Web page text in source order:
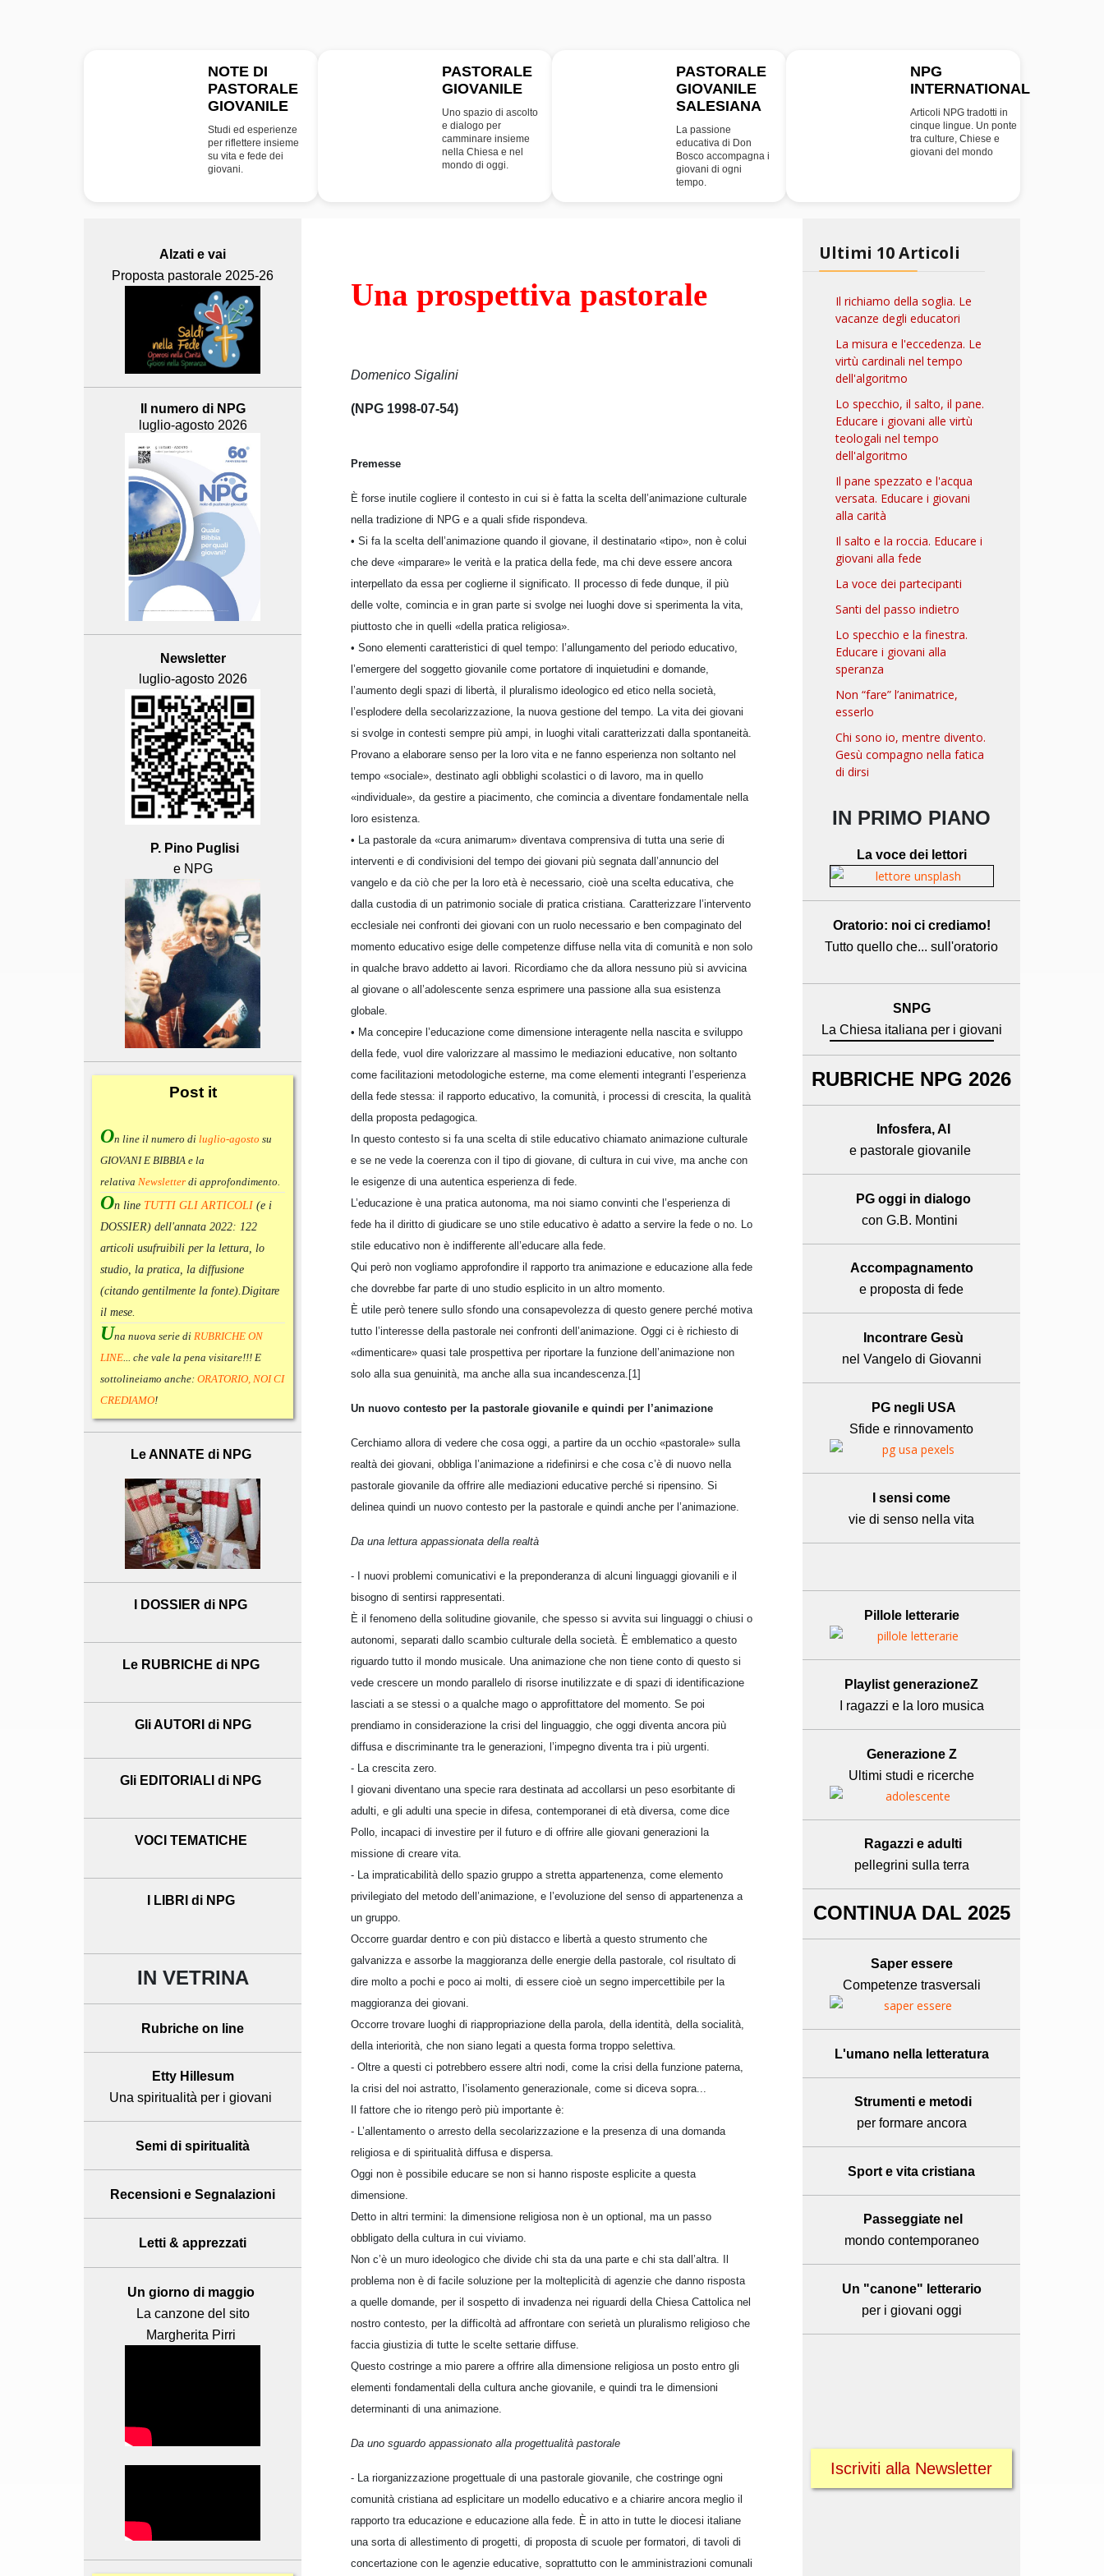
NOTE DI
PASTORALE
GIOVANILE
Studi ed esperienze
per riflettere insieme
su vita e fede dei
giovani.
PASTORALE
GIOVANILE
Uno spazio di ascolto
e dialogo per
camminare insieme
nella Chiesa e nel
mondo di oggi.
PASTORALE
GIOVANILE
SALESIANA
La passione
educativa di Don
Bosco accompagna i
giovani di ogni
tempo.
NPG
INTERNATIONAL
Articoli NPG tradotti in
cinque lingue. Un ponte
tra culture, Chiese e
giovani del mondo
Alzati e vai
Proposta pastorale 2025-26
Il numero di NPG
luglio-agosto 2026
Newsletter
luglio-agosto 2026
P. Pino Puglisi
e NPG
Postit
On line il numero di luglio-agosto su
GIOVANI E BIBBIA e la
relativa Newsletter di approfondimento.
On line TUTTI GLI ARTICOLI (e i
DOSSIER) dell'annata 2022: 122
articoli usufruibili per la lettura, lo
studio, la pratica, la diffusione
(citando gentilmente la fonte).Digitare
il mese.
Una nuova serie di RUBRICHE ON
LINE... che vale la pena visitare!!! E
sottolineiamo anche: ORATORIO, NOI CI
CREDIAMO!
Le ANNATE di NPG
I DOSSIER di NPG
Le RUBRICHE di NPG
Gli AUTORI di NPG
Gli EDITORIALI di NPG
VOCI TEMATICHE
I LIBRI di NPG
IN VETRINA
Rubriche on line
Etty Hillesum
Una spiritualità per i giovani
Semi di spiritualità
Recensioni e Segnalazioni
Letti & apprezzati
Un giorno di maggio
La canzone del sito
Margherita Pirri
Una prospettiva pastorale
Domenico Sigalini
(NPG 1998-07-54)
Premesse
È forse inutile cogliere il contesto in cui si è fatta la scelta dell’animazione culturale
nella tradizione di NPG e a quali sfide rispondeva.
• Si fa la scelta dell’animazione quando il giovane, il destinatario «tipo», non è colui
che deve «imparare» le verità e la pratica della fede, ma chi deve essere ancora
interpellato da essa per coglierne il significato. Il processo di fede dunque, il più
delle volte, comincia e in gran parte si svolge nei luoghi dove si sperimenta la vita,
piuttosto che in quelli «della pratica religiosa».
• Sono elementi caratteristici di quel tempo: l’allungamento del periodo educativo,
l’emergere del soggetto giovanile come portatore di inquietudini e domande,
l’aumento degli spazi di libertà, il pluralismo ideologico ed etico nella società,
l’esplodere della secolarizzazione, la nuova gestione del tempo. La vita dei giovani
si svolge in contesti sempre più ampi, in luoghi vitali caratterizzati dalla spontaneità.
Provano a elaborare senso per la loro vita e ne fanno esperienza non soltanto nel
tempo «sociale», destinato agli obblighi scolastici o di lavoro, ma in quello
«individuale», da gestire a piacimento, che comincia a diventare fondamentale nella
loro esistenza.
• La pastorale da «cura animarum» diventava comprensiva di tutta una serie di
interventi e di condivisioni del tempo dei giovani più segnata dall’annuncio del
vangelo e da ciò che per la loro età è necessario, cioè una scelta educativa, che
dalla custodia di un patrimonio sociale di pratica cristiana. Caratterizzare l’intervento
ecclesiale nei confronti dei giovani con un ruolo necessario e ben compaginato del
momento educativo esige delle competenze diffuse nella vita di comunità e non solo
in qualche bravo addetto ai lavori. Ricordiamo che da allora nessuno più si avvicina
al giovane o all’adolescente senza esprimere una passione alla sua esistenza
globale.
• Ma concepire l’educazione come dimensione interagente nella nascita e sviluppo
della fede, vuol dire valorizzare al massimo le mediazioni educative, non soltanto
come facilitazioni metodologiche esterne, ma come elementi integranti l’esperienza
della fede stessa: il rapporto educativo, la comunità, i processi di crescita, la qualità
della proposta pedagogica.
In questo contesto si fa una scelta di stile educativo chiamato animazione culturale
e se ne vede la coerenza con il tipo di giovane, di cultura in cui vive, ma anche con
le esigenze di una autentica esperienza di fede.
L’educazione è una pratica autonoma, ma noi siamo convinti che l’esperienza di
fede ha il diritto di giudicare se uno stile educativo è adatto a servire la fede o no. Lo
stile educativo non è indifferente all’educare alla fede.
Qui però non vogliamo approfondire il rapporto tra animazione e educazione alla fede
che dovrebbe far parte di uno studio esplicito in un altro momento.
È utile però tenere sullo sfondo una consapevolezza di questo genere perché motiva
tutto l’interesse della pastorale nei confronti dell’animazione. Oggi ci è richiesto di
«dimenticare» quasi tale prospettiva per riportare la funzione dell’animazione non
solo alla sua genuinità, ma anche alla sua incandescenza.[1]
Un nuovo contesto per la pastorale giovanile e quindi per l’animazione
Cerchiamo allora di vedere che cosa oggi, a partire da un occhio «pastorale» sulla
realtà dei giovani, obbliga l’animazione a ridefinirsi e che cosa c’è di nuovo nella
pastorale giovanile da offrire alle mediazioni educative perché si ripensino. Si
delinea quindi un nuovo contesto per la pastorale e quindi anche per l’animazione.
Da una lettura appassionata della realtà
- I nuovi problemi comunicativi e la preponderanza di alcuni linguaggi giovanili e il
bisogno di sentirsi rappresentati.
È il fenomeno della solitudine giovanile, che spesso si avvita sui linguaggi o chiusi o
autonomi, separati dallo scambio culturale della società. È emblematico a questo
riguardo tutto il mondo musicale. Una animazione che non tiene conto di questo si
vede crescere un mondo parallelo di risorse inutilizzate e di spazi di identificazione
lasciati a se stessi o a qualche mago o approfittatore del momento. Se poi
prendiamo in considerazione la crisi del linguaggio, che oggi diventa ancora più
diffusa e discriminante tra le generazioni, l’impegno diventa tra i più urgenti.
- La crescita zero.
I giovani diventano una specie rara destinata ad accollarsi un peso esorbitante di
adulti, e gli adulti una specie in difesa, contemporanei di età diversa, come dice
Pollo, incapaci di investire per il futuro e di offrire alle giovani generazioni la
missione di creare vita.
- La impraticabilità dello spazio gruppo a stretta appartenenza, come elemento
privilegiato del metodo dell’animazione, e l’evoluzione del senso di appartenenza a
un gruppo.
Occorre guardar dentro e con più distacco e libertà a questo strumento che
galvanizza e assorbe la maggioranza delle energie della pastorale, col risultato di
dire molto a pochi e poco ai molti, di essere cioè un segno impercettibile per la
maggioranza dei giovani.
Occorre trovare luoghi di riappropriazione della parola, della identità, della socialità,
della interiorità, che non siano legati a questa forma troppo selettiva.
- Oltre a questi ci potrebbero essere altri nodi, come la crisi della funzione paterna,
la crisi del noi astratto, l’isolamento generazionale, come si diceva sopra...
Il fattore che io ritengo però più importante è:
- L’allentamento o arresto della secolarizzazione e la presenza di una domanda
religiosa e di spiritualità diffusa e dispersa.
Oggi non è possibile educare se non si hanno risposte esplicite a questa
dimensione.
Detto in altri termini: la dimensione religiosa non è un optional, ma un passo
obbligato della cultura in cui viviamo.
Non c’è un muro ideologico che divide chi sta da una parte e chi sta dall’altra. Il
problema non è di facile soluzione per la molteplicità di agenzie che danno risposta
a quelle domande, per il sospetto di invadenza nei riguardi della Chiesa Cattolica nel
nostro contesto, per la difficoltà ad affrontare con serietà un pluralismo religioso che
faccia giustizia di tutte le scelte settarie diffuse.
Questo costringe a mio parere a offrire alla dimensione religiosa un posto entro gli
elementi fondamentali della cultura anche giovanile, e quindi tra le dimensioni
determinanti di una animazione.
Da uno sguardo appassionato alla progettualità pastorale
- La riorganizzazione progettuale di una pastorale giovanile, che costringe ogni
comunità cristiana ad esplicitare un modello educativo e a chiarire ancora meglio il
rapporto tra educazione e educazione alla fede. È in atto in tutte le diocesi italiane
una sorta di allestimento di progetti, di proposta di scuole per formatori, di tavoli di
concertazione con le agenzie educative, soprattutto con le amministrazioni comunali
Ultimi 10 Articoli
Il richiamo della soglia. Le
vacanze degli educatori
La misura e l'eccedenza. Le
virtù cardinali nel tempo
dell'algoritmo
Lo specchio, il salto, il pane.
Educare i giovani alle virtù
teologali nel tempo
dell'algoritmo
Il pane spezzato e l'acqua
versata. Educare i giovani
alla carità
Il salto e la roccia. Educare i
giovani alla fede
La voce dei partecipanti
Santi del passo indietro
Lo specchio e la finestra.
Educare i giovani alla
speranza
Non “fare” l’animatrice,
esserlo
Chi sono io, mentre divento.
Gesù compagno nella fatica
di dirsi
IN PRIMO PIANO
La voce dei lettori
Oratorio: noi ci crediamo!
Tutto quello che... sull'oratorio
SNPG
La Chiesa italiana per i giovani
RUBRICHE NPG 2026
Infosfera, AI
e pastorale giovanile
PG oggi in dialogo
con G.B. Montini
Accompagnamento
e proposta di fede
Incontrare Gesù
nel Vangelo di Giovanni
PG negli USA
Sfide e rinnovamento
I sensi come
vie di senso nella vita
Pillole letterarie
Playlist generazioneZ
I ragazzi e la loro musica
Generazione Z
Ultimi studi e ricerche
Ragazzi e adulti
pellegrini sulla terra
CONTINUA DAL 2025
Saper essere
Competenze trasversali
L'umanonella letteratura
Strumenti e metodi
per formare ancora
Sport e vita cristiana
Passeggiate nel
mondo contemporaneo
Un "canone" letterario
per i giovani oggi
Iscriviti alla Newsletter